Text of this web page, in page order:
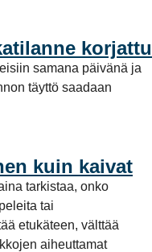
korjattu
samana päivänä ja
täyttö saadaan
kuin kaivat
tarkistaa, onko
tai
etukäteen, välttää
aiheuttamat